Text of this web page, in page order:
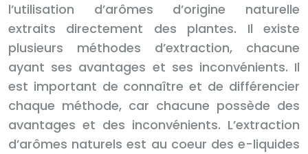
l’utilisation d’arômes d’origine naturelle
extraits directement des plantes. Il existe
plusieurs méthodes d’extraction, chacune
ayant ses avantages et ses inconvénients. Il
est important de connaître et de différencier
chaque méthode, car chacune possède des
avantages et des inconvénients. L’extraction
d’arômes naturels est au coeur des e-liquides